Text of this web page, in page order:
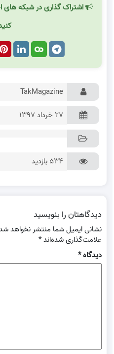
اشتراک گذاری در شبکه های
TakMagazine
۲۷ خرداد ۱۳۹۷
534 بازدید
دیدگاهتان را بنویسید
نشانی ایمیل شما منتشر نخواهد
علامت‌گذاری شده‌اند*
دیدگاه*